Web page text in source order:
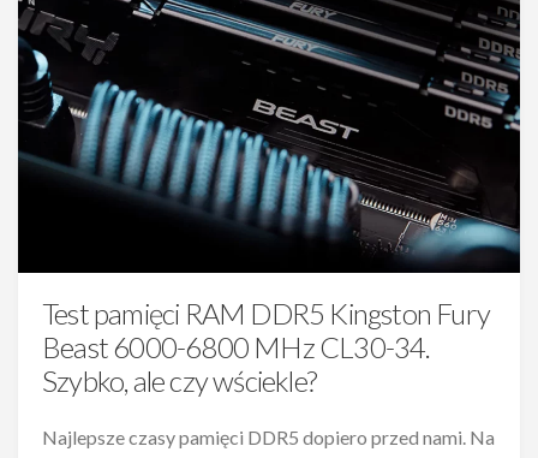
Test pamięci RAM DDR5 Kingston Fury
Beast 6000-6800 MHz CL30-34.
Szybko, ale czy wściekle?
Najlepsze czasy pamięci DDR5 dopiero przed nami. Na